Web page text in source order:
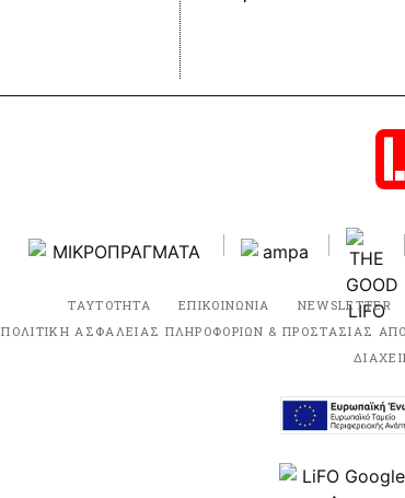
ΤΑΥΤΟΤΗΤΑ ΕΠΙΚΟΙΝΩΝΙΑ NEWSLETTER
ΠΟΛΙΤΙΚΗ ΑΣΦΑΛΕΙΑΣ ΠΛΗΡΟΦΟΡΙΩΝ & ΠΡΟΣΤΑΣΙΑΣ